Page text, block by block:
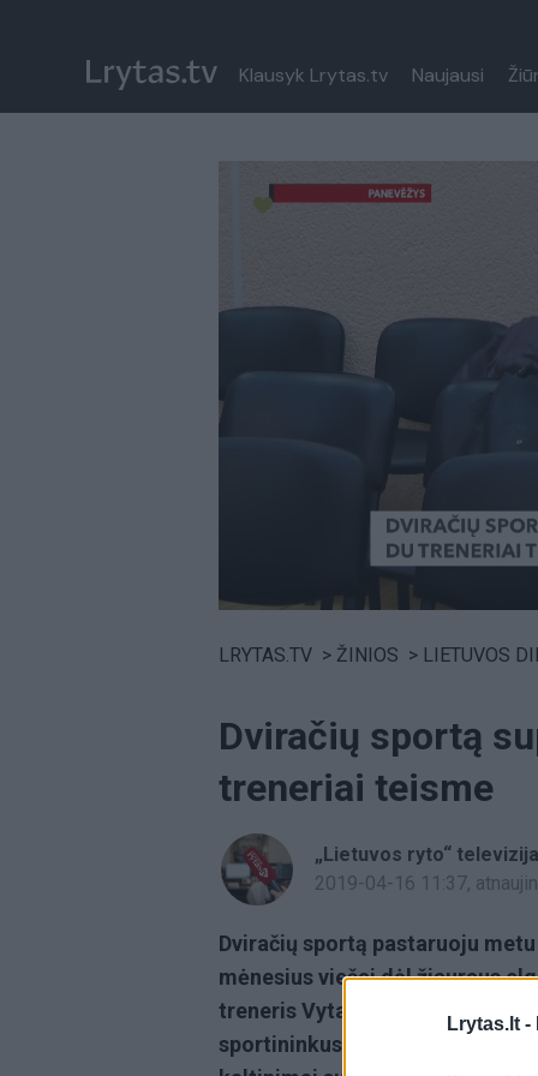
Lrytas.lt -
Klausyk Lrytas.tv Naujausi
Paremkite Ukrainą
LRYTAS.TV > ŽINIOS > LIETUVOS
Dviračių sportą
treneriai teisme
„Lietuvos ryto“ televizija
2019-04-16 11:37,
Dviračių sportą pastaruoju
mėnesius viešai dėl žiauraus
treneris Vytautas Indreliūnas
sportininkus treniruojančiam